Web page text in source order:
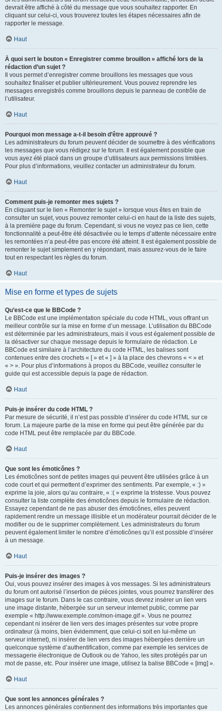
devrait être affiché à côté du message que vous souhaitez rapporter. En
cliquant sur celui-ci, vous trouverez toutes les étapes nécessaires afin de
rapporter le message.
Haut
À quoi sert le bouton « Enregistrer comme brouillon » affiché lors de la
rédaction d’un sujet ?
Il vous permet d’enregistrer comme brouillons les messages que vous
souhaitez finaliser et publier ultérieurement. Vous pouvez reprendre les
messages enregistrés comme brouillons depuis le panneau de contrôle de
l’utilisateur.
Haut
Pourquoi mon message a-t-il besoin d’être approuvé ?
Les administrateurs du forum peuvent décider de soumettre à des vérifications
les messages que vous rédigez sur le forum. Il est également possible que
vous ayez été placé dans un groupe d’utilisateurs aux permissions limitées.
Pour plus d’informations, veuillez contacter un administrateur du forum.
Haut
Comment puis-je remonter mes sujets ?
En cliquant sur le lien « Remonter le sujet » lorsque vous êtes en train de
consulter un sujet, vous pouvez remonter celui-ci en haut de la liste des sujets,
à la première page du forum. Cependant, si vous ne voyez pas ce lien, cette
fonctionnalité a peut-être été désactivée ou le temps d’attente nécessaire entre
les remontées n’a peut-être pas encore été atteint. Il est également possible de
remonter le sujet simplement en y répondant, mais assurez-vous de le faire
tout en respectant les règles du forum.
Haut
Mise en forme et types de sujets
Qu’est-ce que le BBCode ?
Le BBCode est une implémentation spéciale du code HTML, vous offrant un
meilleur contrôle sur la mise en forme d’un message. L’utilisation du BBCode
est déterminée par les administrateurs, mais il vous est également possible de
la désactiver sur chaque message depuis le formulaire de rédaction. Le
BBCode est similaire à l’architecture du code HTML, les balises sont
contenues entre des crochets « [ » et « ] » à la place des chevrons « < » et
« > ». Pour plus d’informations à propos du BBCode, veuillez consulter le
guide qui est accessible depuis la page de rédaction.
Haut
Puis-je insérer du code HTML ?
Par mesure de sécurité, il n’est pas possible d’insérer du code HTML sur ce
forum. La majeure partie de la mise en forme qui peut être générée par du
code HTML peut être remplacée par du BBCode.
Haut
Que sont les émoticônes ?
Les émoticônes sont de petites images qui peuvent être utilisées grâce à un
code court et qui permettent d’exprimer des sentiments. Par exemple, « :) »
exprime la joie, alors qu’au contraire, « :( » exprime la tristesse. Vous pouvez
consulter la liste complète des émoticônes depuis le formulaire de rédaction.
Essayez cependant de ne pas abuser des émoticônes, elles peuvent
rapidement rendre un message illisible et un modérateur pourrait décider de le
modifier ou de le supprimer complètement. Les administrateurs du forum
peuvent également limiter le nombre d’émoticônes qu’il est possible d’insérer
à un message.
Haut
Puis-je insérer des images ?
Oui, vous pouvez insérer des images à vos messages. Si les administrateurs
du forum ont autorisé l’insertion de pièces jointes, vous pourrez transférer des
images sur le forum. Dans le cas contraire, vous devrez insérer un lien vers
une image distante, hébergée sur un serveur internet public, comme par
exemple « http://www.exemple.com/mon-image.gif ». Vous ne pourrez
cependant ni insérer de lien vers des images présentes sur votre propre
ordinateur (à moins, bien évidemment, que celui-ci soit en lui-même un
serveur internet), ni insérer de lien vers des images hébergées derrière un
quelconque système d’authentification, comme par exemple les services de
messagerie électronique de Outlook ou de Yahoo, les sites protégés par un
mot de passe, etc. Pour insérer une image, utilisez la balise BBCode « [img] ».
Haut
Que sont les annonces générales ?
Les annonces générales contiennent des informations très importantes que